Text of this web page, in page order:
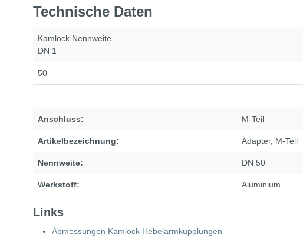
Technische Daten
Kamlock Nennweite
DN 1
50
Anschluss: M-Teil
Artikelbezeichnung: Adapter, M-Teil
Nennweite: DN 50
Werkstoff: Aluminium
Links
Abmessungen Kamlock Hebelarmkupplungen